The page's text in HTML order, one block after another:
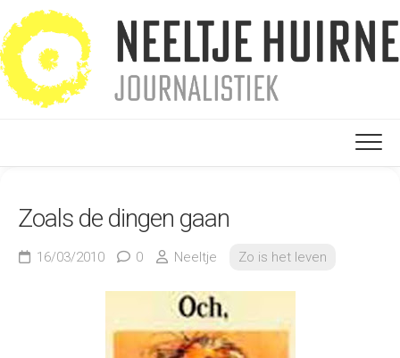
naar
de
inhoud
Zoals de dingen gaan
16/03/2010 0 Neeltje Zo is het leven